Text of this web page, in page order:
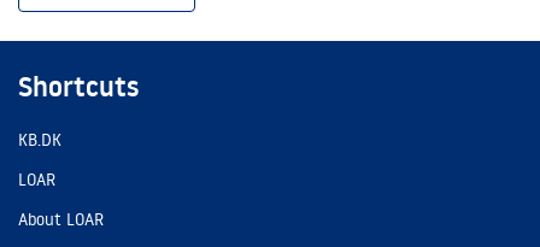
Shortcuts
KB.DK
LOAR
About LOAR